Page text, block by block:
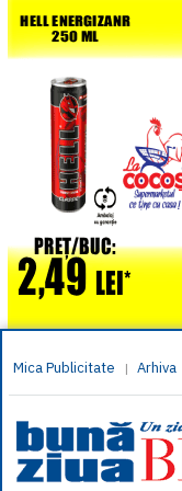
Mica Publicitate | Arhiva